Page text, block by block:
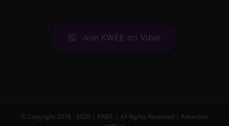
Join KWEE on Viber
© Copyright 2018 - 2026 | KWEE | All Rights Reserved | Advertise